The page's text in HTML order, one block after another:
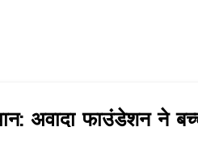
अवादा फाउंडेशन ने